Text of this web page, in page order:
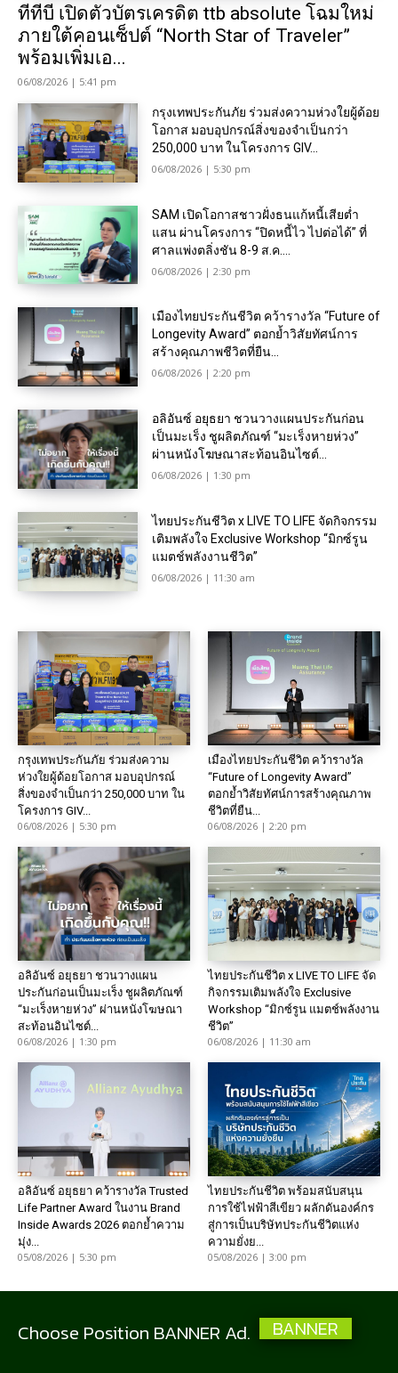
ทีทีบี เปิดตัวบัตรเครดิต ttb absolute โฉมใหม่
ภายใต้คอนเซ็ปต์ “North Star of Traveler”
พร้อมเพิ่มเอ...
06/08/2026 | 5:41 pm
กรุงเทพประกันภัย ร่วมส่งความห่วงใยผู้ด้อย
โอกาส มอบอุปกรณ์สิ่งของจำเป็นกว่า
250,000 บาท ในโครงการ GIV...
06/08/2026 | 5:30 pm
SAM เปิดโอกาสชาวฝั่งธนแก้หนี้เสียต่ำ
แสน ผ่านโครงการ “ปิดหนี้ไว ไปต่อได้” ที่
ศาลแพ่งตลิ่งชัน 8-9 ส.ค....
06/08/2026 | 2:30 pm
เมืองไทยประกันชีวิต คว้ารางวัล “Future of
Longevity Award” ตอกย้ำวิสัยทัศน์การ
สร้างคุณภาพชีวิตที่ยืน...
06/08/2026 | 2:20 pm
อลิอันซ์ อยุธยา ชวนวางแผนประกันก่อน
เป็นมะเร็ง ชูผลิตภัณฑ์ “มะเร็งหายห่วง”
ผ่านหนังโฆษณาสะท้อนอินไซต์...
06/08/2026 | 1:30 pm
ไทยประกันชีวิต x LIVE TO LIFE จัดกิจกรรม
เติมพลังใจ Exclusive Workshop “มิกซ์รูน
แมตช์พลังงานชีวิต”
06/08/2026 | 11:30 am
กรุงเทพประกันภัย ร่วมส่งความ
ห่วงใยผู้ด้อยโอกาส มอบอุปกรณ์
สิ่งของจำเป็นกว่า 250,000 บาท ใน
โครงการ GIV...
06/08/2026 | 5:30 pm
เมืองไทยประกันชีวิต คว้ารางวัล
“Future of Longevity Award”
ตอกย้ำวิสัยทัศน์การสร้างคุณภาพ
ชีวิตที่ยืน...
06/08/2026 | 2:20 pm
อลิอันซ์ อยุธยา ชวนวางแผน
ประกันก่อนเป็นมะเร็ง ชูผลิตภัณฑ์
“มะเร็งหายห่วง” ผ่านหนังโฆษณา
สะท้อนอินไซต์...
06/08/2026 | 1:30 pm
ไทยประกันชีวิต x LIVE TO LIFE จัด
กิจกรรมเติมพลังใจ Exclusive
Workshop “มิกซ์รูน แมตช์พลังงาน
ชีวิต”
06/08/2026 | 11:30 am
อลิอันซ์ อยุธยา คว้ารางวัล Trusted
Life Partner Award ในงาน Brand
Inside Awards 2026 ตอกย้ำความ
มุ่ง...
05/08/2026 | 5:30 pm
ไทยประกันชีวิต พร้อมสนับสนุน
การใช้ไฟฟ้าสีเขียว ผลักดันองค์กร
สู่การเป็นบริษัทประกันชีวิตแห่ง
ความยั่งย...
05/08/2026 | 3:00 pm
Choose Position BANNER Ad. BANNER